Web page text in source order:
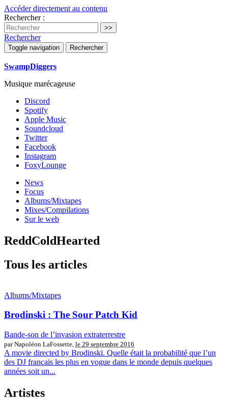
Accéder directement au contenu
Rechercher :
Rechercher
Toggle navigation Rechercher
SwampDiggers
Musique marécageuse
Discord
Spotify
Apple Music
Soundcloud
Twitter
Facebook
Instagram
FoxyLounge
News
Focus
Albums/Mixtapes
Mixes/Compilations
Sur le web
ReddColdHearted
Tous les articles
Albums/Mixtapes
Brodinski : The Sour Patch Kid
Bande-son de l’invasion extraterrestre
par Napoléon LaFossette, le 29 septembre 2016
A movie directed by Brodinski. Quelle était la probabilité que l’un
des DJ français les plus en vogue dans le monde depuis quelques
années soit un...
Artistes